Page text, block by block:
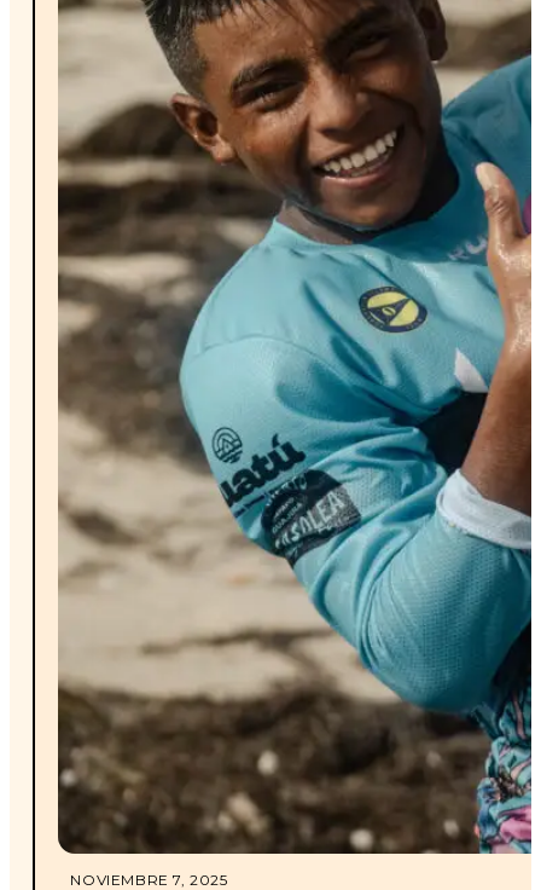
NOVIEMBRE 7, 2025